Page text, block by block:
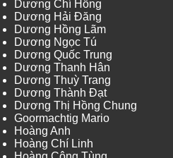
Dương Chí Hồng
Dương Hải Đăng
Dương Hồng Lãm
Dương Ngọc Tú
Dương Quốc Trung
Dương Thanh Hân
Dương Thuỳ Trang
Dương Thành Đạt
Dương Thị Hồng Chung
Goormachtig Mario
Hoàng Anh
Hoàng Chí Linh